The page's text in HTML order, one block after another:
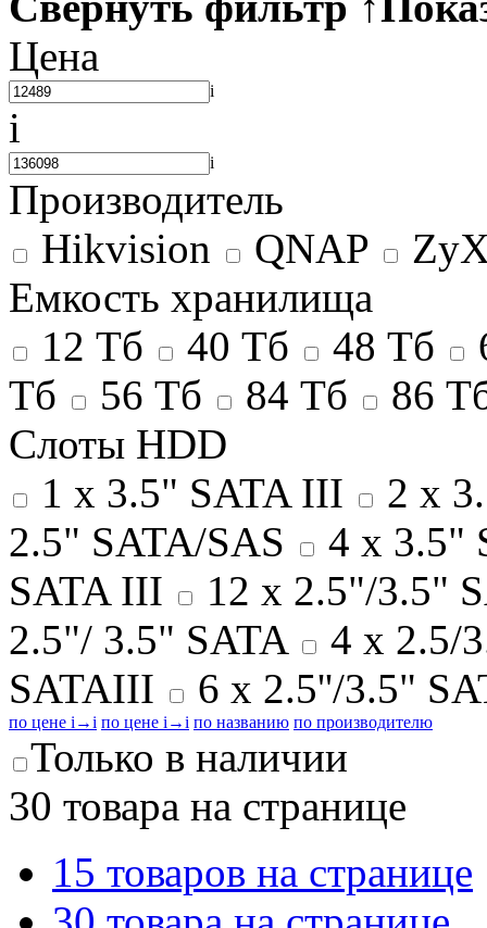
Цена
i
i
i
Производитель
Hikvision
QNAP
Емкость хранилища
12 Тб
40 Тб 48 Тб
Тб
56 Тб 84 Тб
86
Слоты HDD
1 x 3.5" SATA III
2 x
2.5" SATA/SAS
4 x 3.5"
SATA III
12 x 2.5"/3.5"
2.5"/ 3.5" SATA
4 x 2.5/
SATAIII
6 x 2.5''/3.5"
по цене i →i по цене i →i по названию по производителю
Только в наличии
30 товара на странице
15 товаров на странице